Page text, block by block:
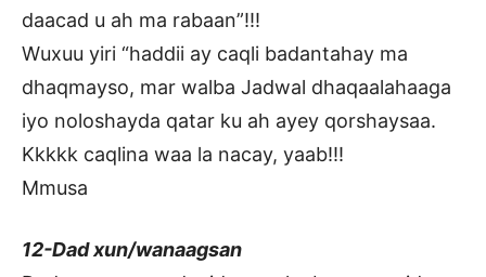
daacad u ah ma rabaan”!!!
Wuxuu yiri “haddii ay caqli badantahay ma
dhaqmayso, mar walba Jadwal dhaqaalahaaga
iyo noloshayda qatar ku ah ayey qorshaysaa.
Kkkkk caqlina waa la nacay, yaab!!!
Mmusa
12-Dad xun/wanaagsan